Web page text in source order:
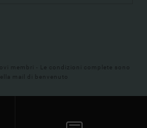
membri - Le condizioni complete sono
mail di benvenuto